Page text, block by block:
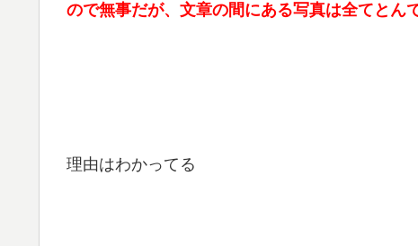
ので無事だが、文章の間にある写真は全てとん
理由はわかってる